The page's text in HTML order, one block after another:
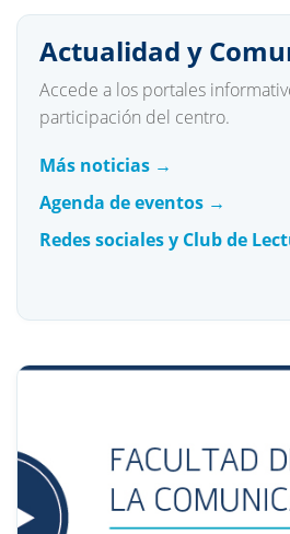
Actualidad y
Accede a los portales
participación del centro.
Más noticias →
Agenda de eventos →
Redes sociales y Club de